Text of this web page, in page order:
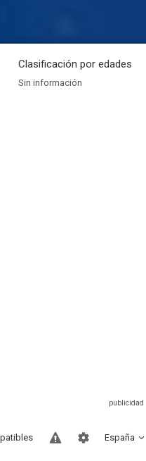
Clasificación por edades
Sin información
España